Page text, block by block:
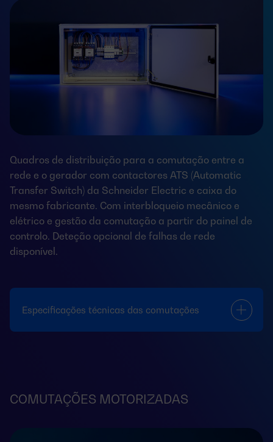
Quadros de distribuição para a comutação entre a
rede e o gerador com contactores ATS (Automatic
Transfer Switch) da Schneider Electric e caixa do
mesmo fabricante. Com interbloqueio mecânico e
elétrico e gestão da comutação a partir do painel de
controlo. Deteção opcional de falhas de rede
disponível.
Especificações técnicas das comutações
COMUTAÇÕES MOTORIZADAS